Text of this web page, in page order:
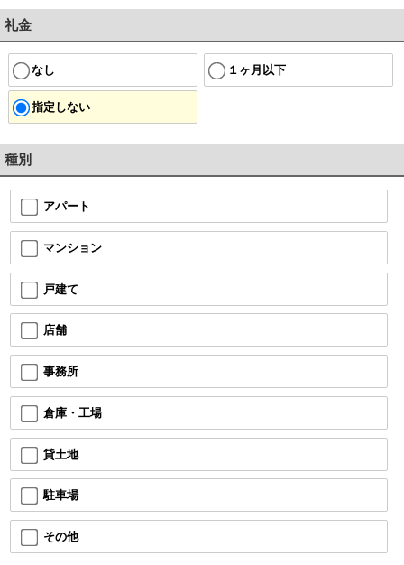
礼金
なし １ヶ月以下
指定しない
種別
アパート
マンション
戸建て
店舗
事務所
倉庫・工場
貸土地
駐車場
その他